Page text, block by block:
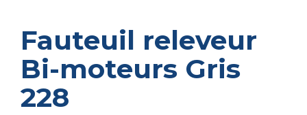
Fauteuil releveur
Bi-moteurs Gris
228